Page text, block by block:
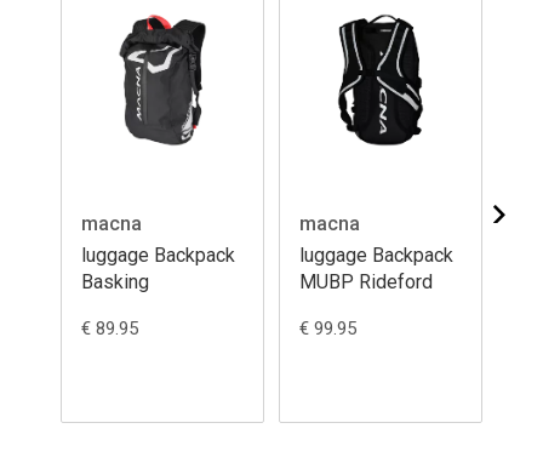
macna
luggage Backpack
Basking
€ 89.95
macna
luggage Backpack
MUBP Rideford
€ 99.95